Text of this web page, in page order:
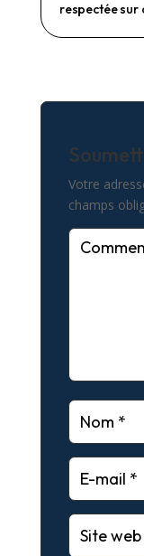
respectée sur
Votre
champs